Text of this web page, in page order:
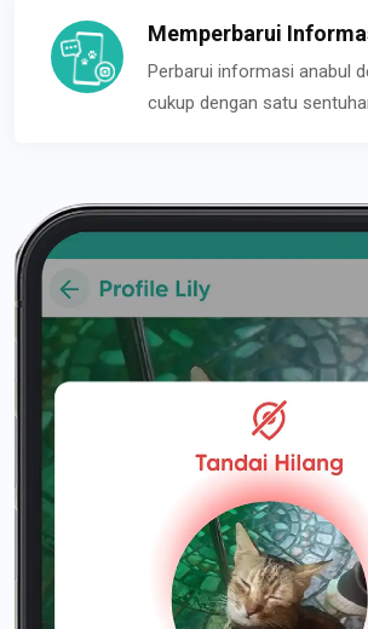
Memperbarui
Perbarui informasi anabul
cukup dengan satu